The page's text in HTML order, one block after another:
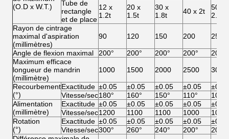
(O.D x W.T.)
Tube de
rectangle
et de place
12 x
1.2t
20 x
1.5t
30 x
1.8t
40 x 2t
50 x
2.5t
Rayon de cintrage
maximal d'aspiration
(millimètres)
90 120 150 200 250
Angle de flexion maximal 200° 200° 200° 200°
200°
Maximum efficace
longueur de mandrin
(millimètre)
1000 1500 2000 2500 3000
Recourbement
(°)
Exactitude ±0.05 ±0.05 ±0.05 ±0.05
±0.05
Vitesse/sec180° 160° 150° 110°
100°
Alimentation
(millimètre)
Exactitude ±0.05 ±0.05 ±0.05 ±0.05
±0.05
Vitesse/sec1200 1100 1100 1000
1000
Rotation
(°)
Exactitude ±0.05 ±0.05 ±0.05 ±0.05
±0.05
Vitesse/sec300° 260° 240° 200°
200°